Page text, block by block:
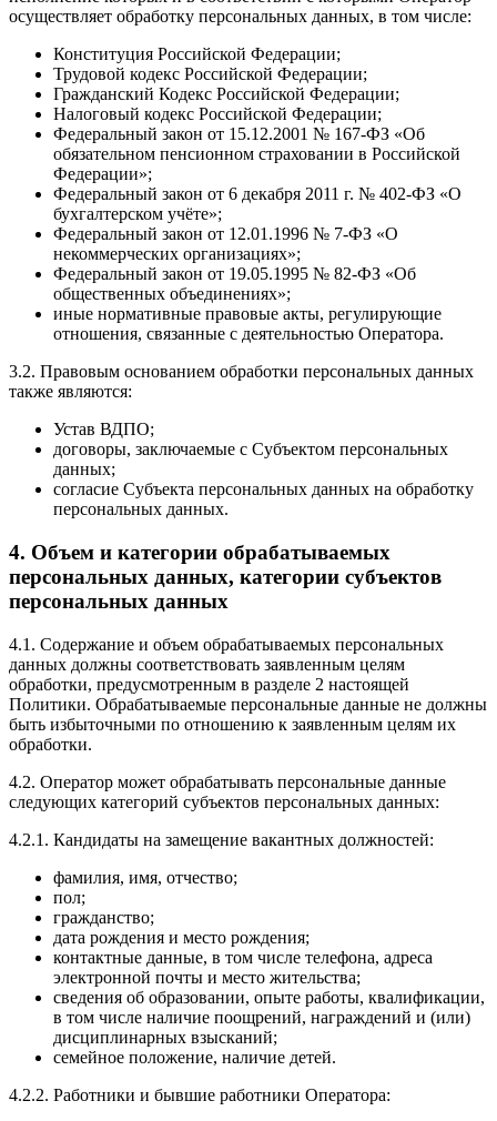
осуществляет обработку персональных данных, в том числе:
Конституция Российской Федерации;
Трудовой кодекс Российской Федерации;
Гражданский Кодекс Российской Федерации;
Налоговый кодекс Российской Федерации;
Федеральный закон от 15.12.2001 № 167-ФЗ «Об
обязательном пенсионном страховании в Российской
Федерации»;
Федеральный закон от 6 декабря 2011 г. № 402-ФЗ «О
бухгалтерском учёте»;
Федеральный закон от 12.01.1996 № 7-ФЗ «О
некоммерческих организациях»;
Федеральный закон от 19.05.1995 № 82-ФЗ «Об
общественных объединениях»;
иные нормативные правовые акты, регулирующие
отношения, связанные с деятельностью Оператора.
3.2. Правовым основанием обработки персональных данных
также являются:
Устав ВДПО;
договоры, заключаемые с Субъектом персональных
данных;
согласие Субъекта персональных данных на обработку
персональных данных.
4. Объем и категории обрабатываемых
персональных данных, категории субъектов
персональных данных
4.1. Содержание и объем обрабатываемых персональных
данных должны соответствовать заявленным целям
обработки, предусмотренным в разделе 2 настоящей
Политики. Обрабатываемые персональные данные не должны
быть избыточными по отношению к заявленным целям их
обработки.
4.2. Оператор может обрабатывать персональные данные
следующих категорий субъектов персональных данных:
4.2.1. Кандидаты на замещение вакантных должностей:
фамилия, имя, отчество;
пол;
гражданство;
дата рождения и место рождения;
контактные данные, в том числе телефона, адреса
электронной почты и место жительства;
сведения об образовании, опыте работы, квалификации,
в том числе наличие поощрений, награждений и (или)
дисциплинарных взысканий;
семейное положение, наличие детей.
4.2.2. Работники и бывшие работники Оператора: